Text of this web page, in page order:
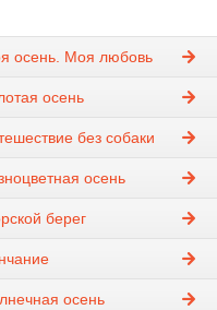
осень. Моя любовь
осень
без собаки
осень
берег
осень